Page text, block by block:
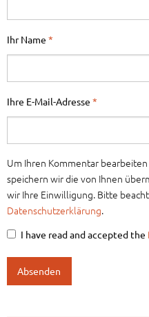
Ihr Name *
Ihre E-Mail-Adresse *
Um Ihren Kommentar
speichern wir die von Ihnen
wir Ihre Einwilligung. Bitte
Datenschutzerklärung.
I have read and accepted the